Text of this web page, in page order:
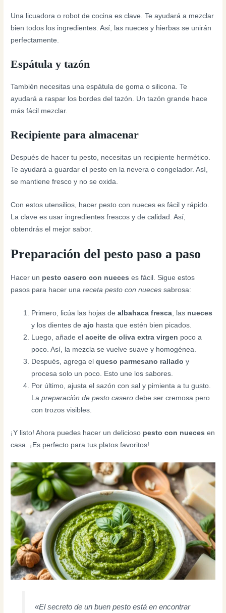
Una licuadora o robot de cocina es clave. Te ayudará a mezclar
bien todos los ingredientes. Así, las nueces y hierbas se unirán
perfectamente.
Espátula y tazón
También necesitas una espátula de goma o silicona. Te
ayudará a raspar los bordes del tazón. Un tazón grande hace
más fácil mezclar.
Recipiente para almacenar
Después de hacer tu pesto, necesitas un recipiente hermético.
Te ayudará a guardar el pesto en la nevera o congelador. Así,
se mantiene fresco y no se oxida.
Con estos utensilios, hacer pesto con nueces es fácil y rápido.
La clave es usar ingredientes frescos y de calidad. Así,
obtendrás el mejor sabor.
Preparación del pesto paso a paso
Hacer un pesto casero con nueces es fácil. Sigue estos
pasos para hacer unareceta pesto con nueces sabrosa:
Primero, licúa las hojas dealbahaca fresca, las nueces
y los dientes deajo hasta que estén bien picados.
Luego, añade elaceite de oliva extra virgen poco a
poco. Así, la mezcla se vuelve suave y homogénea.
Después, agrega elqueso parmesano rallado y
procesa solo un poco. Esto une los sabores.
Por último, ajusta el sazón con sal y pimienta a tu gusto.
Lapreparación de pesto casero debe ser cremosa pero
con trozos visibles.
¡Y listo! Ahora puedes hacer un delicioso pesto con nueces en
casa. ¡Es perfecto para tus platos favoritos!
«El secreto de un buen pesto está en encontrar